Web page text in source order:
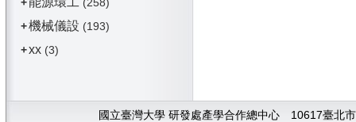
+機械儀設 (193)
+xx(3)
國立臺灣大學 研發處產學合作總中心 10617臺